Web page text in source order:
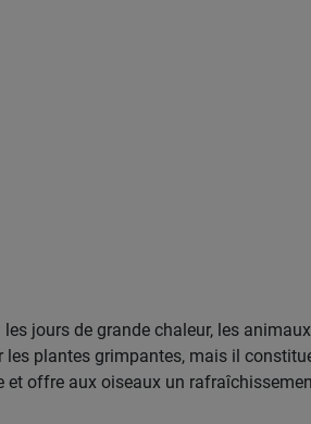
jours de grande chaleur, les
plantes grimpantes, mais il
et offre aux oiseaux un